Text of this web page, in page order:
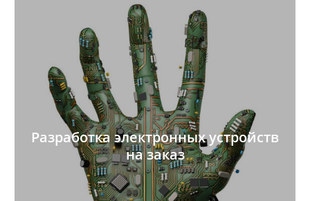
Разработка электронных устройств
на заказ